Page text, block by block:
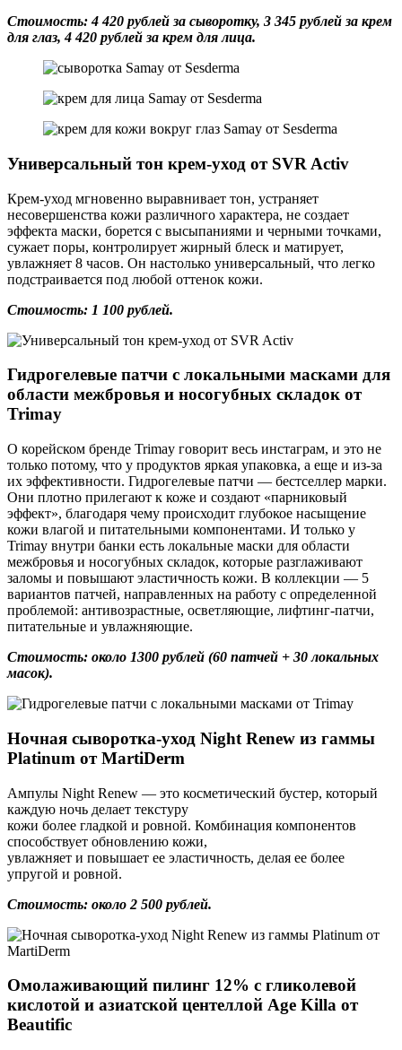
Стоимость: 4 420 рублей за сыворотку, 3 345 рублей за крем
для глаз, 4 420 рублей за крем для лица.
Универсальный тон крем-уход от SVR Activ
Крем-уход мгновенно выравнивает тон, устраняет
несовершенства кожи различного характера, не создает
эффекта маски, борется с высыпаниями и черными точками,
сужает поры, контролирует жирный блеск и матирует,
увлажняет 8 часов. Он настолько универсальный, что легко
подстраивается под любой оттенок кожи.
Стоимость: 1 100 рублей.
Гидрогелевые патчи с локальными масками для
области межбровья и носогубных складок от
Trimay
О корейском бренде Trimay говорит весь инстаграм, и это не
только потому, что у продуктов яркая упаковка, а еще и из-за
их эффективности. Гидрогелевые патчи — бестселлер марки.
Они плотно прилегают к коже и создают «парниковый
эффект», благодаря чему происходит глубокое насыщение
кожи влагой и питательными компонентами. И только у
Trimay внутри банки есть локальные маски для области
межбровья и носогубных складок, которые разглаживают
заломы и повышают эластичность кожи. В коллекции — 5
вариантов патчей, направленных на работу с определенной
проблемой: антивозрастные, осветляющие, лифтинг-патчи,
питательные и увлажняющие.
Стоимость: около 1300 рублей (60 патчей + 30 локальных
масок).
Ночная сыворотка-уход Night Renew из гаммы
Platinum от MartiDerm
Ампулы Night Renew — это косметический бустер, который
каждую ночь делает текстуру
кожи более гладкой и ровной. Комбинация компонентов
способствует обновлению кожи,
увлажняет и повышает ее эластичность, делая ее более
упругой и ровной.
Стоимость: около 2 500 рублей.
Омолаживающий пилинг 12% с гликолевой
кислотой и азиатской центеллой Age Killa от
Beautific